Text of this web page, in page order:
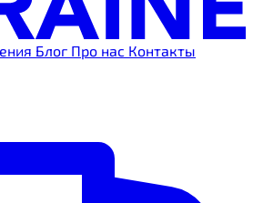
Блог Про нас Контакты